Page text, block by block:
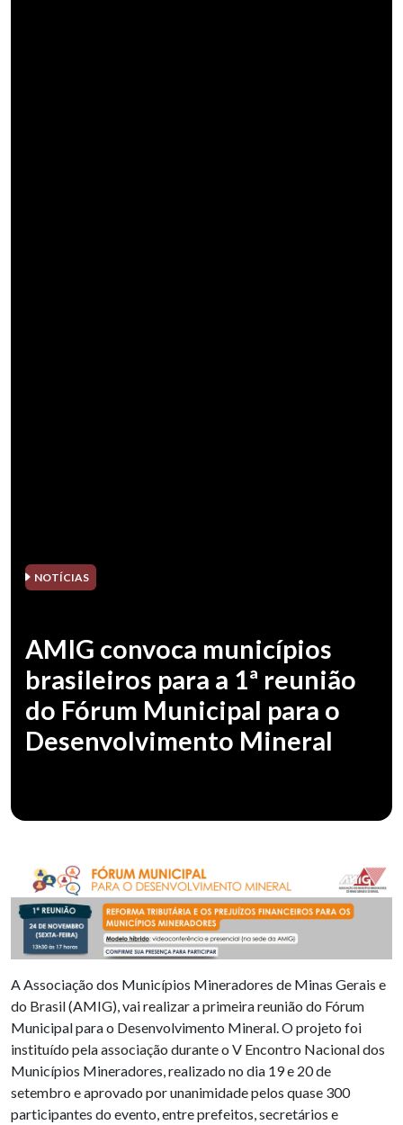
NOTÍCIAS
AMIG convoca municípios
brasileiros para a 1ª reunião
do Fórum Municipal para o
Desenvolvimento Mineral
A Associação dos Municípios Mineradores de Minas Gerais e
do Brasil (AMIG), vai realizar a primeira reunião do Fórum
Municipal para o Desenvolvimento Mineral. O projeto foi
instituído pela associação durante o V Encontro Nacional dos
Municípios Mineradores, realizado no dia 19 e 20 de
setembro e aprovado por unanimidade pelos quase 300
participantes do evento, entre prefeitos, secretários e